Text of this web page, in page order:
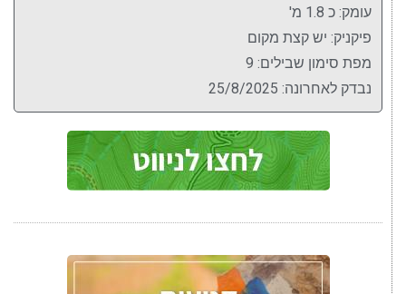
עומק: כ 1.8 מ'
פיקניק: יש קצת מקום
מפת סימון שבילים: 9
נבדק לאחרונה: 25/8/2025